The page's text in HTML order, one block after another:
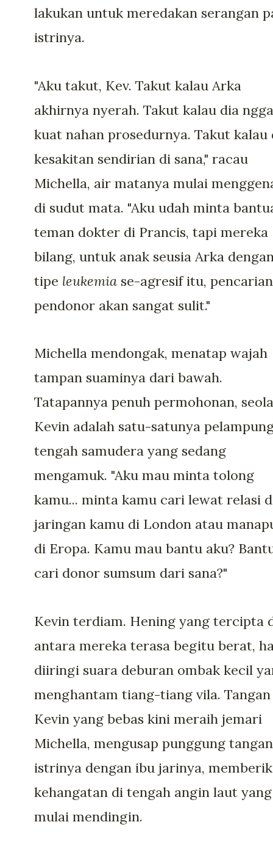
lakukan untuk meredakan serangan
istrinya.
"Aku takut, Kev. Takut kalau Arka
akhirnya nyerah. Takut kalau dia
kuat nahan prosedurnya. Takut kalau
kesakitan sendirian di sana," racau
Michella, air matanya mulai
di sudut mata. "Aku udah minta
teman dokter di Prancis, tapi mereka
bilang, untuk anak seusia Arka
tipe leukemia se-agresif itu, pencarian
pendonor akan sangat sulit."
Michella mendongak, menatap wajah
tampan suaminya dari bawah.
Tatapannya penuh permohonan,
Kevin adalah satu-satunya
tengah samudera yang sedang
mengamuk. "Aku mau minta tolong
kamu... minta kamu cari lewat relasi
jaringan kamu di London atau
di Eropa. Kamu mau bantu aku?
cari donor sumsum dari sana?"
Kevin terdiam. Hening yang tercipta
antara mereka terasa begitu berat,
diiringi suara deburan ombak kecil
menghantam tiang-tiang vila. Tangan
Kevin yang bebas kini meraih jemari
Michella, mengusap punggung tangan
istrinya dengan ibu jarinya,
kehangatan di tengah angin laut yang
mulai mendingin.